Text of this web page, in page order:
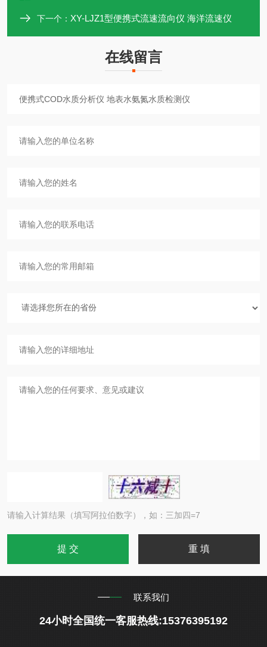
下一个： XY-LJZ1型便携式流速流向仪 海洋流速仪
在线留言
请输入计算结果（填写阿拉伯数字），如：三加四=7
联系我们
24小时全国统一客服热线:15376395192